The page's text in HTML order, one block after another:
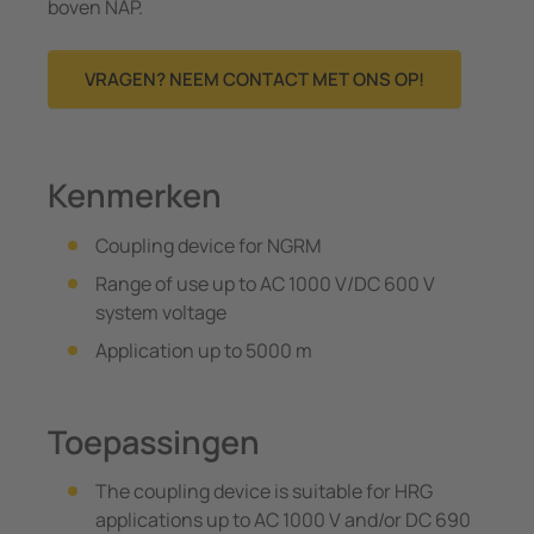
boven NAP.
VRAGEN? NEEM CONTACT MET ONS OP!
Kenmerken
Coupling device for NGRM
Range of use up to AC 1000 V/DC 600 V
system voltage
Application up to 5000 m
Toepassingen
The coupling device is suitable for HRG
applications up to AC 1000 V and/or DC 690